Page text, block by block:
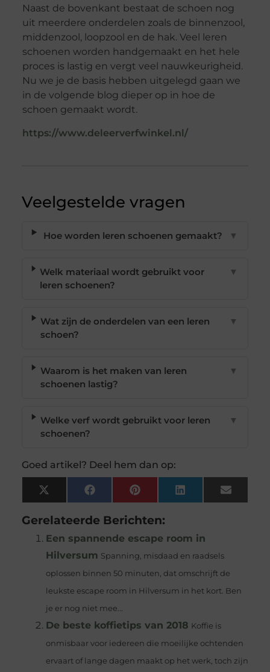
Naast de bovenkant bestaat de schoen nog
uit meerdere onderdelen zoals de binnenzool,
middenzool, loopzool en de hak. Veel leren
schoenen worden handgemaakt en het hele
proces is lastig en vergt veel nauwkeurigheid.
Nu we je de basis hebben uitgelegd gaan we
in de volgende blog dieper op in hoe de
schoen gemaakt wordt.
https://www.deleerverfwinkel.nl/
Veelgestelde vragen
Hoe worden leren schoenen gemaakt? ▼
Welk materiaal wordt gebruikt voor
leren schoenen?
▼
Wat zijn de onderdelen van een leren
schoen?
▼
Waarom is het maken van leren
schoenen lastig?
▼
Welke verf wordt gebruikt voor leren
schoenen?
▼
Goed artikel? Deel hem dan op:
X
(Twitter)
FacebookPinterest LinkedIn Email
Gerelateerde Berichten:
Een spannende escape room in
Hilversum Spanning, misdaad en raadsels
oplossen binnen 50 minuten, dat omschrijft de
leukste escape room in Hilversum in het kort. Ben
je er nog niet mee...
De beste koffietips van 2018 Koffie is
onmisbaar voor iedereen die moeilijke ochtenden
ervaart of lange dagen maakt op het werk, toch zijn